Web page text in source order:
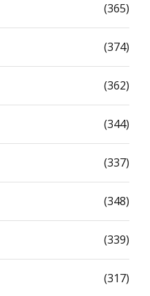
(365)
(374)
(362)
(344)
(337)
(348)
(339)
(317)